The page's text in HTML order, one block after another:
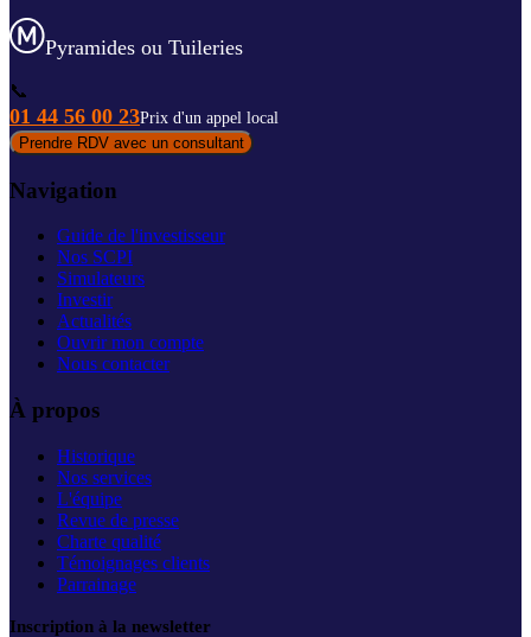
Pyramides ou Tuileries
📞
01 44 56 00 23Prix d'un appel local
Prendre RDV avec un consultant
Navigation
Guide de l'investisseur
Nos SCPI
Simulateurs
Investir
Actualités
Ouvrir mon compte
Nous contacter
À propos
Historique
Nos services
L'équipe
Revue de presse
Charte qualité
Témoignages clients
Parrainage
Inscription à la newsletter